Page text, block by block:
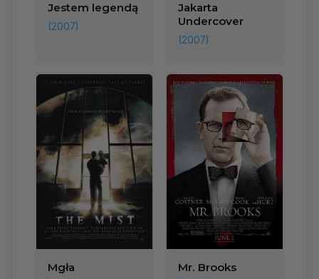
Jestem legendą
(2007)
Jakarta
Undercover
(2007)
Mgła Mr. Brooks